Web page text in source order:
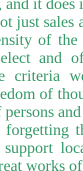
and it does
just
of
and
criteria
of
works